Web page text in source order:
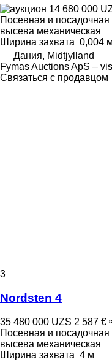
14 680 000
Посевная и посадочная
высева механическая
Ширина захвата 0,004 м
Дания, Midtjylland
Fymas Auctions ApS –
Связаться с продавцом
3
Nordsten 4
35 480 000 UZS 2 587 €
Посевная и посадочная
высева механическая
Ширина захвата 4 м